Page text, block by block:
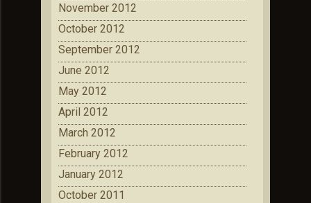
November 2012
October 2012
September 2012
June 2012
May 2012
April 2012
March 2012
February 2012
January 2012
October 2011